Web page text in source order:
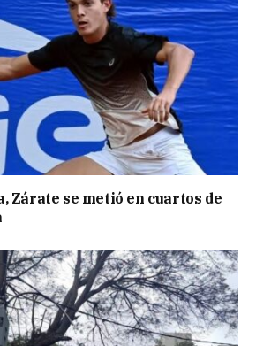
Zárate se metió en cuartos de